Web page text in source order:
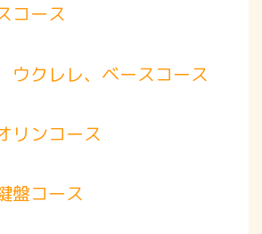
コース
ウクレレ、ベースコース
リンコース
盤コース